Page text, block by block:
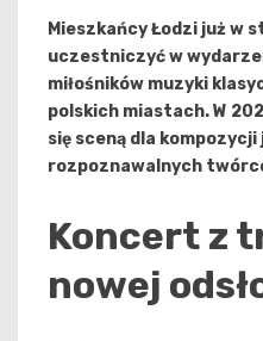
Mieszkańcy Łodzi już w
uczestniczyć w
miłośników muzyki
polskich miastach. W
się sceną dla
rozpoznawalnych
Koncert z
nowej